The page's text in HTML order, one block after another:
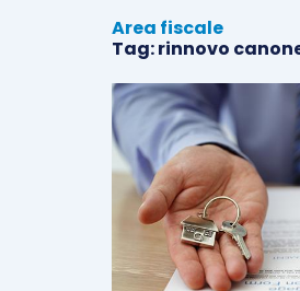
Area fiscale
Tag: rinnovo